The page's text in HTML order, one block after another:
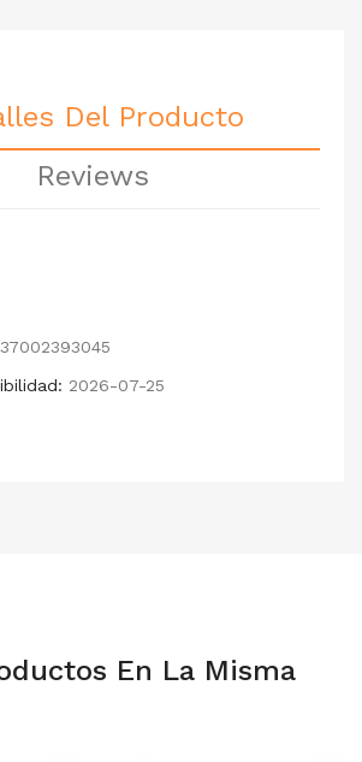
Del Producto
Reviews
2026-07-25
En La Misma